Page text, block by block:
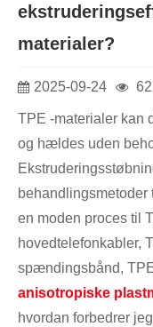
materialer?
2025-09-24 62
TPE -materialer kan
og hældes uden
behandlingsmetoder
en moden proces til
hovedtelefonkabler,
spændingsbånd,
anisotropiske
hvordan forbedrer